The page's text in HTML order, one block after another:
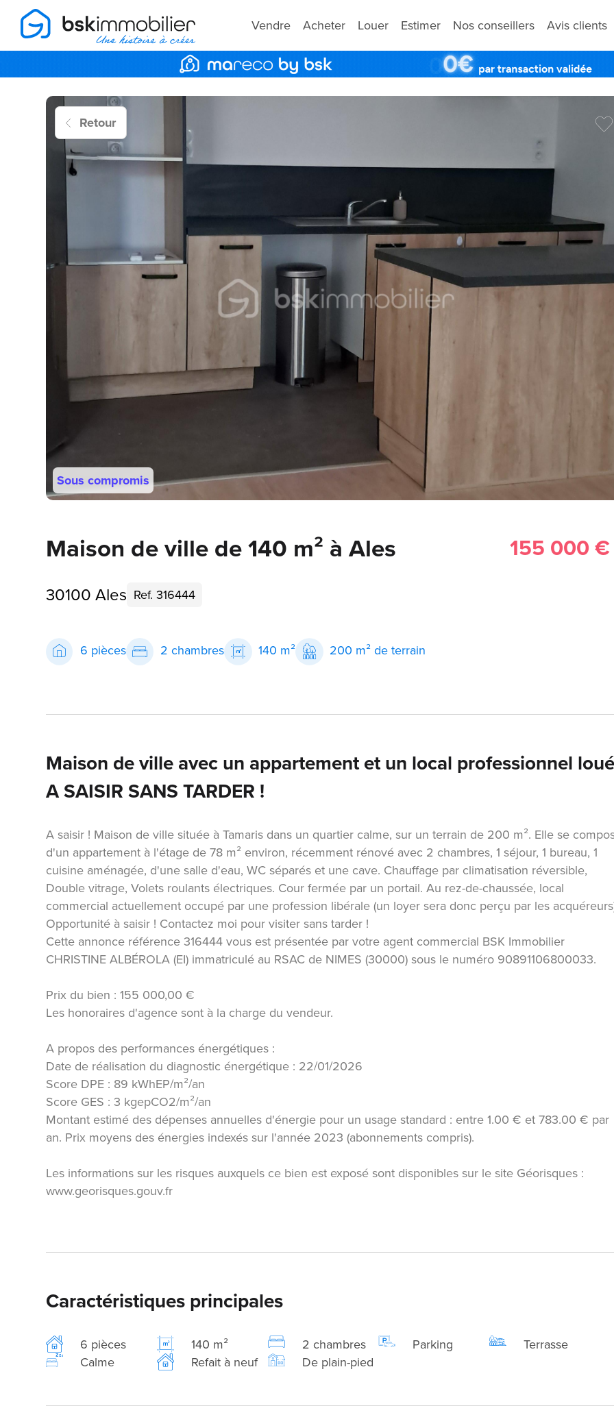
Vendre Acheter Louer Estimer Nos conseillers Avis clients
Retour
Sous compromis
Maison de ville de 140 m² à Ales 155 000 €
30100 Ales Ref. 316444
6 pièces 2 chambres 140 m² 200 m² de terrain
Maison de ville avec un appartement et un local professionnel
A SAISIR SANS TARDER !
A saisir ! Maison de ville située à Tamaris dans un quartier calme, sur un terrain de 200 m². Elle se
d'un appartement à l'étage de 78 m² environ, récemment rénové avec 2 chambres, 1 séjour, 1 bureau, 1
cuisine aménagée, d'une salle d'eau, WC séparés et une cave. Chauffage par climatisation réversible,
Double vitrage, Volets roulants électriques. Cour fermée par un portail. Au rez-de-chaussée, local
commercial actuellement occupé par une profession libérale (un loyer sera donc perçu par les
Opportunité à saisir ! Contactez moi pour visiter sans tarder !
Cette annonce référence 316444 vous est présentée par votre agent commercial BSK Immobilier
CHRISTINE ALBÉROLA (EI) immatriculé au RSAC de NIMES (30000) sous le numéro 90891106800033.
Prix du bien : 155 000,00 €
Les honoraires d'agence sont à la charge du vendeur.
A propos des performances énergétiques :
Date de réalisation du diagnostic énergétique : 22/01/2026
Score DPE : 89 kWhEP/m²/an
Score GES : 3 kgepCO2/m²/an
Montant estimé des dépenses annuelles d'énergie pour un usage standard : entre 1.00 € et 783.00 € par
an. Prix moyens des énergies indexés sur l'année 2023 (abonnements compris).
Les informations sur les risques auxquels ce bien est exposé sont disponibles sur le site Géorisques :
www.georisques.gouv.fr
Caractéristiques principales
6 pièces 140 m² 2 chambres Parking
Terrasse
Calme
Refait à neuf De plain-pied